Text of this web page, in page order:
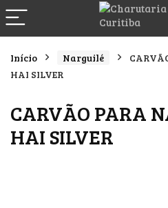
Início Narguilé
HAI SILVER
CARVÃO PARA
HAI SILVER